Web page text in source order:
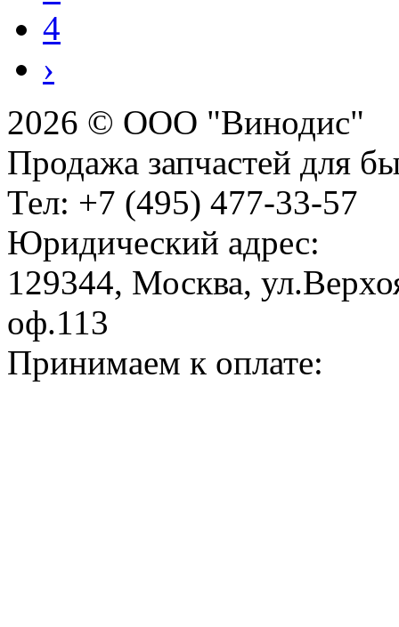
4
›
2026 © ООО "Винодис"
Продажа запчастей для
Тел: +7 (495) 477-33-57
Юридический адрес:
129344, Москва,
оф.113
Принимаем к оплате: